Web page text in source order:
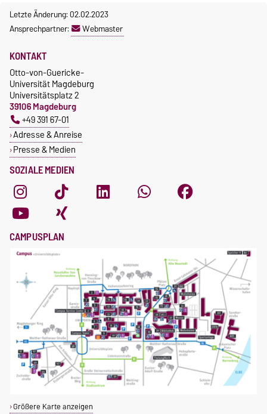
Letzte Änderung: 02.02.2023
Ansprechpartner:
Webmaster
SOZIALE MEDIEN
KONTAKT
Otto-von-Guericke-
Universität Magdeburg
Universitätsplatz 2
39106 Magdeburg
+49 391 67-01
Adresse & Anreise
Presse & Medien
CAMPUSPLAN
Größere Karte anzeigen